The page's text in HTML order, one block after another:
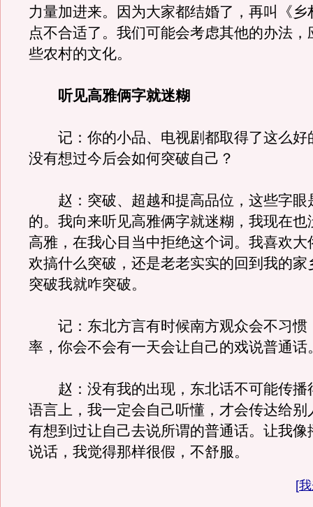
力量加进来。因为大家都结婚了，再叫《乡
点不合适了。我们可能会考虑其他的办法，
些农村的文化。
听见高雅俩字就迷糊
记：你的小品、电视剧都取得了这么好
没有想过今后会如何突破自己？
赵：突破、超越和提高品位，这些字眼
的。我向来听见高雅俩字就迷糊，我现在也
高雅，在我心目当中拒绝这个词。我喜欢大
欢搞什么突破，还是老老实实的回到我的家
突破我就咋突破。
记：东北方言有时候南方观众会不习惯
率，你会不会有一天会让自己的戏说普通话
赵：没有我的出现，东北话不可能传播
语言上，我一定会自己听懂，才会传达给别
有想到过让自己去说所谓的普通话。让我像
说话，我觉得那样很假，不舒服。
[